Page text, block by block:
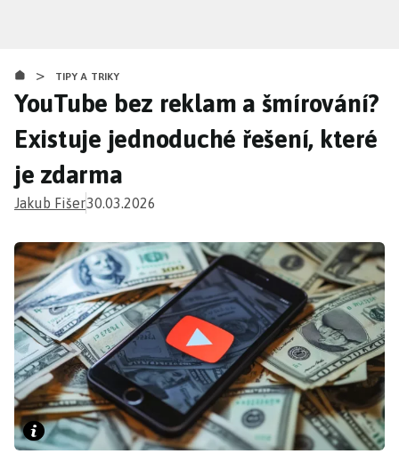
obsahu
> TIPY A TRIKY
YouTube bez reklam a šmírování?
Existuje jednoduché řešení, které
je zdarma
Jakub Fišer30.03.2026